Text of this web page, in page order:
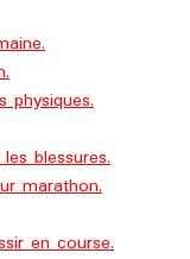
physiques.
blessures.
marathon.
en course.